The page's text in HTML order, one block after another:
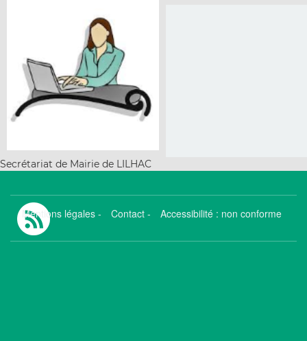
Secrétariat de Mairie de LILHAC
Mentions légales - Contact - Accessibilité : non conforme